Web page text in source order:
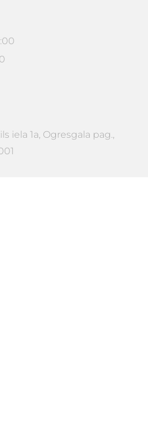
iela 1a, Ogresgala pag.,